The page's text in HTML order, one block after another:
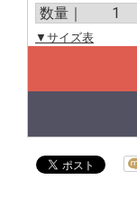
▼サイズ表